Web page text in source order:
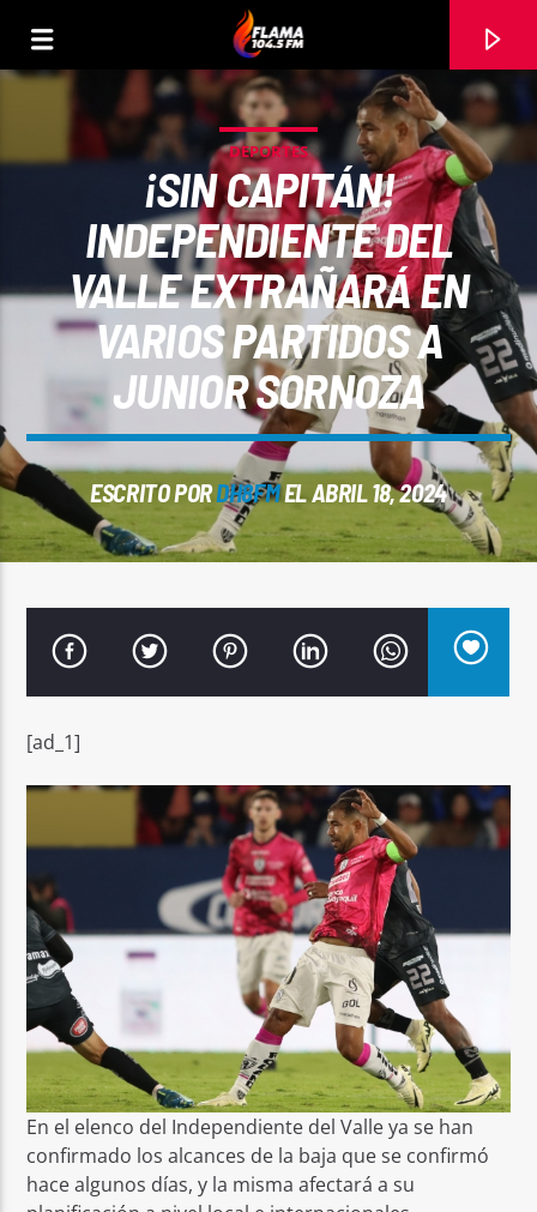
TÍTULO
ARTISTA
Señal FM
DEPORTES
¡SIN CAPITÁN!
INDEPENDIENTE DEL
VALLE EXTRAÑARÁ EN
VARIOS PARTIDOS A
JUNIOR SORNOZA
ESCRITO PORDH8FMEL ABRIL 18, 2024
[ad_1]
En el elenco del Independiente del Valle ya se han
confirmado los alcances de la baja que se confirmó
hace algunos días, y la misma afectará a su